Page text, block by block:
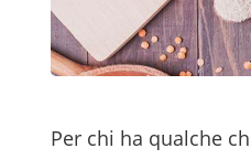
Per chi ha qualche